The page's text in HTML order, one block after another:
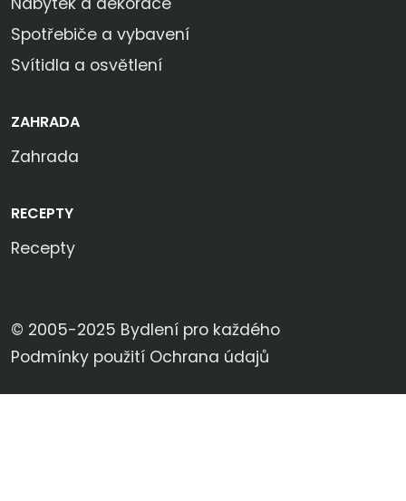
Spotřebiče a vybavení
Svítidla a osvětlení
ZAHRADA
Zahrada
RECEPTY
Recepty
© 2005-2025 Bydlení pro každého
Podmínky použití Ochrana údajů